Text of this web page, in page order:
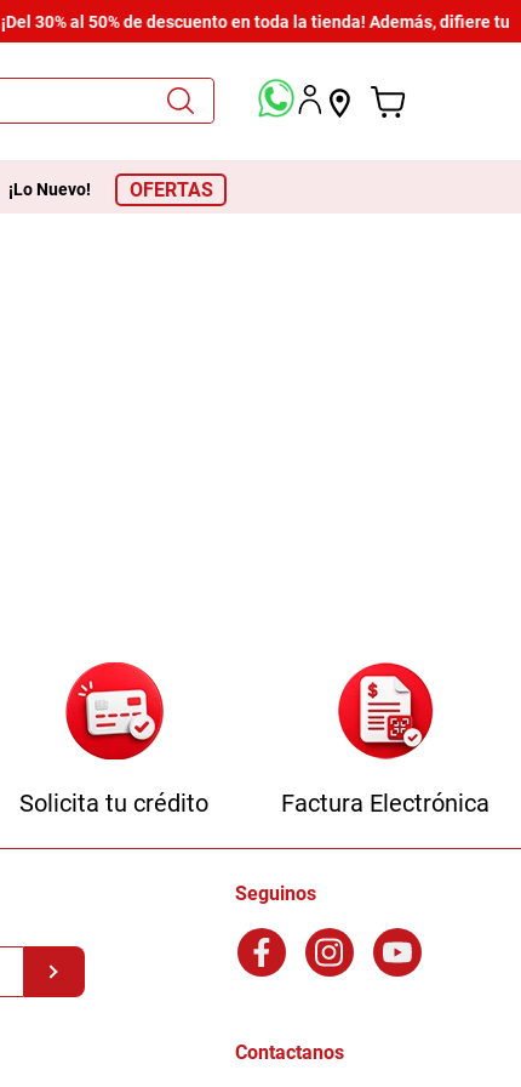
30% al 50% de descuento en toda la tienda! Además, difiere
¡Lo Nuevo! OFERTAS
Solicita tu crédito Factura Electrónica
Seguinos
Contactanos